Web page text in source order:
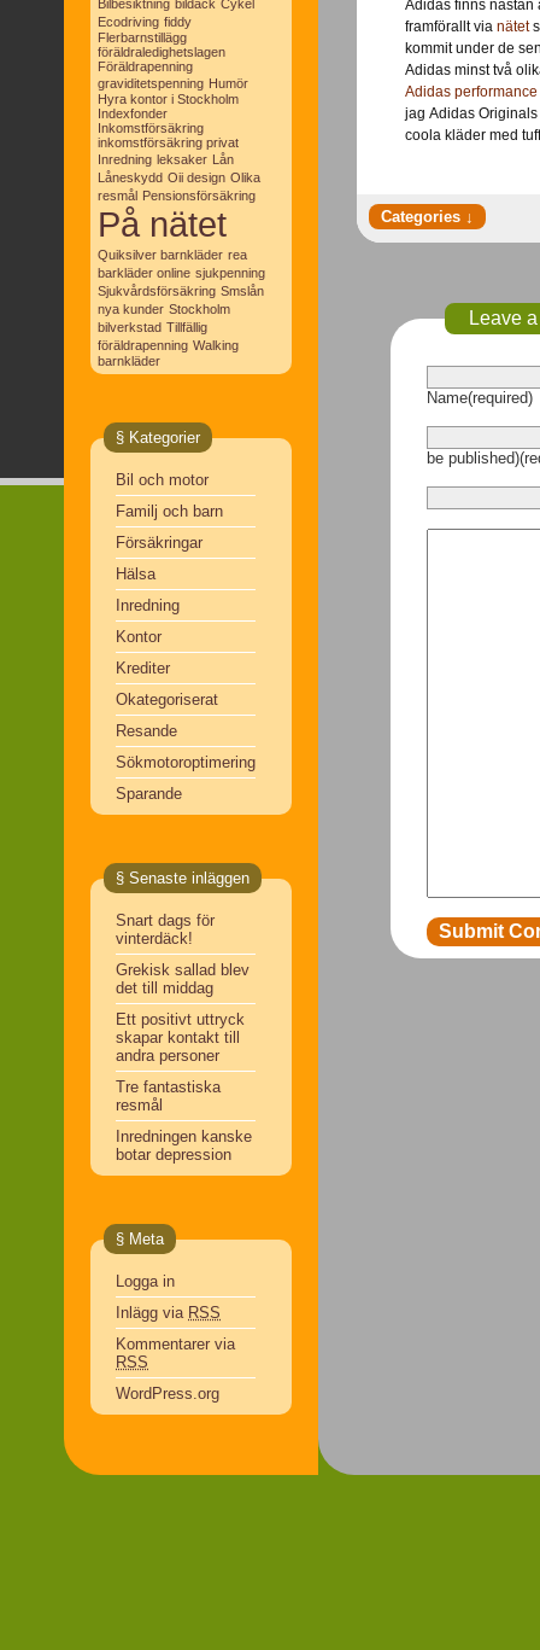
Bilbesiktning bildäck Cykel
Ecodriving fiddy
Flerbarnstillägg
föräldraledighetslagen
Föräldrapenning
graviditetspenning Humör
Hyra kontor i Stockholm
Indexfonder
Inkomstförsäkring
inkomstförsäkring privat
Inredning leksaker Lån
Låneskydd Oii design Olika
resmål Pensionsförsäkring
På nätet
Quiksilver barnkläder rea
barkläder online sjukpenning
Sjukvårdsförsäkring Smslån
nya kunder Stockholm
bilverkstad Tillfällig
föräldrapenning Walking
barnkläder
§ Kategorier
Bil och motor
Familj och barn
Försäkringar
Hälsa
Inredning
Kontor
Krediter
Okategoriserat
Resande
Sökmotoroptimering
Sparande
§ Senaste inläggen
Snart dags för
vinterdäck!
Grekisk sallad blev
det till middag
Ett positivt uttryck
skapar kontakt till
andra personer
Tre fantastiska
resmål
Inredningen kanske
botar depression
§ Meta
Logga in
Inlägg via RSS
Kommentarer via
RSS
WordPress.org
Adidas finns nästan
framförallt via nätet
kommit under de
Adidas minst två
Adidas
jag Adidas
coola kläder med
Leave
Name(required)
be